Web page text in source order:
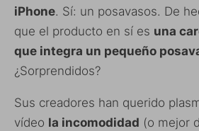
iPhone. Sí: un posavasos. De
que el producto en sí es una
que integra un pequeño
¿Sorprendidos?
Sus creadores han querido
vídeo la incomodidad (o mejor